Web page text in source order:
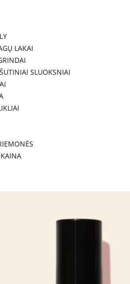
LAKAI
SLUOKSNIAI